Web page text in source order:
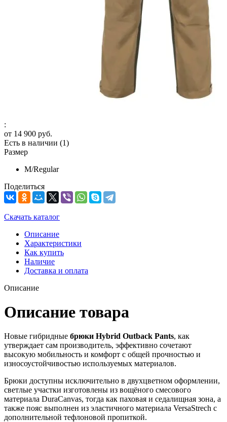
:
от 14 900 руб.
Есть в наличии (1)
Размер
M/Regular
Поделиться
Скачать каталог
Описание
Характеристики
Как купить
Наличие
Доставка и оплата
Описание
Описание товара
Новые гибридные брюки Hybrid Outback Pants, как
утверждает сам производитель, эффективно сочетают
высокую мобильность и комфорт с общей прочностью и
износоустойчивостью используемых материалов.
Брюки доступны исключительно в двухцветном оформлении,
светлые участки изготовлены из вощёного смесового
материала DuraCanvas, тогда как паховая и седалищная зона, а
также пояс выполнен из эластичного материала VersaStrech с
дополнительной тефлоновой пропиткой.